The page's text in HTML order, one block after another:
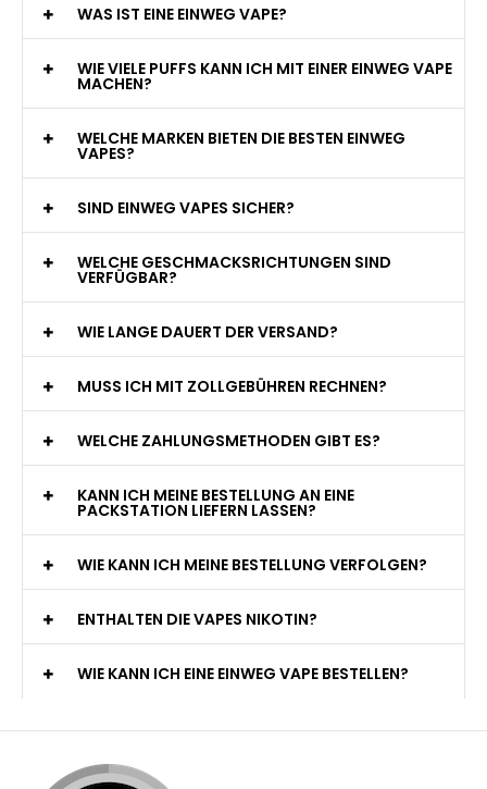
WAS IST EINE EINWEG VAPE?
WIE VIELE PUFFS KANN ICH MIT EINER EINWEG VAPE
MACHEN?
WELCHE MARKEN BIETEN DIE BESTEN EINWEG
VAPES?
SIND EINWEG VAPES SICHER?
WELCHE GESCHMACKSRICHTUNGEN SIND
VERFÜGBAR?
WIE LANGE DAUERT DER VERSAND?
MUSS ICH MIT ZOLLGEBÜHREN RECHNEN?
WELCHE ZAHLUNGSMETHODEN GIBT ES?
KANN ICH MEINE BESTELLUNG AN EINE
PACKSTATION LIEFERN LASSEN?
WIE KANN ICH MEINE BESTELLUNG VERFOLGEN?
ENTHALTEN DIE VAPES NIKOTIN?
WIE KANN ICH EINE EINWEG VAPE BESTELLEN?